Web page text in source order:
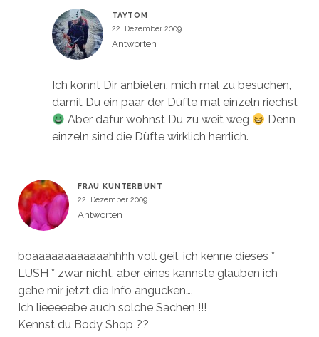
TAYTOM
22. Dezember 2009
Antworten
Ich könnt Dir anbieten, mich mal zu besuchen,
damit Du ein paar der Düfte mal einzeln riechst
Aber dafür wohnst Du zu weit weg
Denn
einzeln sind die Düfte wirklich herrlich.
FRAU KUNTERBUNT
22. Dezember 2009
Antworten
boaaaaaaaaaaaahhhh voll geil, ich kenne dieses *
LUSH * zwar nicht, aber eines kannste glauben ich
gehe mir jetzt die Info angucken….
Ich lieeeeebe auch solche Sachen !!!
Kennst du Body Shop ??